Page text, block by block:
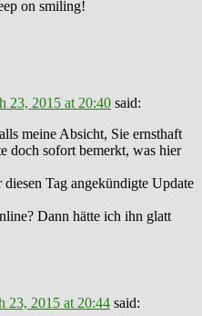
on smiling!
23, 2015 at 20:40 said:
meine Absicht, Sie ernsthaft
doch sofort bemerkt, was hier
Tag angekündigte Update
Dann hätte ich ihn glatt
23, 2015 at 20:44 said: